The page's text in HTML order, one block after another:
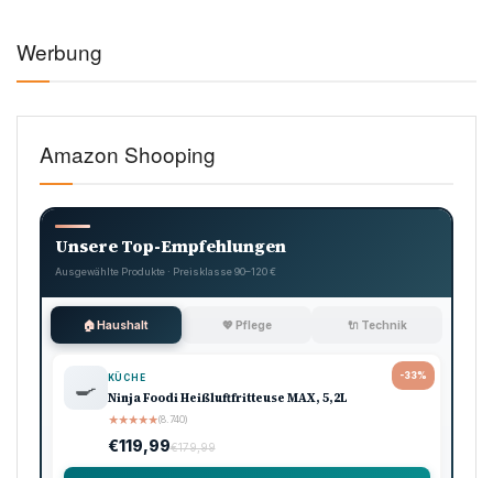
Werbung
Amazon Shooping
Unsere Top-Empfehlungen
Ausgewählte Produkte · Preisklasse 90–120 €
🏠 Haushalt 💖 Pflege 🔌 Technik
-33%
🍳 KÜCHE
Ninja Foodi Heißluftfritteuse MAX, 5,2L
★★★★★(8.740)
€119,99€179,99